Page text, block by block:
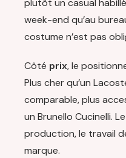
plutôt un casual
week-end qu’au
costume n’est pas
Côté prix, le
Plus cher qu’un
comparable, plus
un Brunello Cucinelli.
production, le travail
marque.